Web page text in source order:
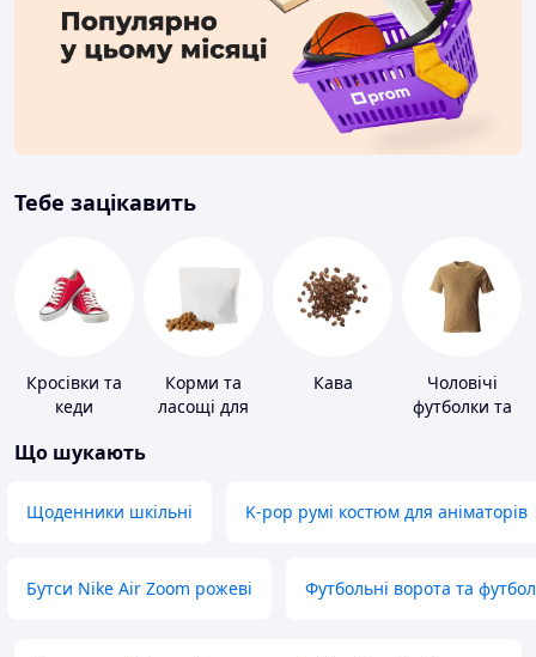
Тебе зацікавить
Кросівки та
кеди
Корми та
ласощі для
Кава
Чоловічі
футболки та
Що шукають
Щоденники шкільні K-pop румі костюм для аніматорів
Бутси Nike Air Zoom рожеві Футбольні ворота та